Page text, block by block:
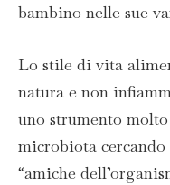
bambino nelle sue
Lo stile di vita
natura e non
uno strumento
microbiota
“amiche